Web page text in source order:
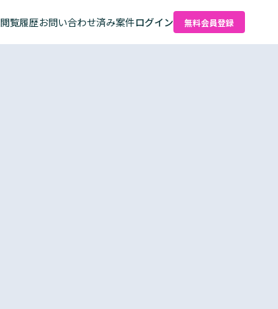
閲覧履歴お問い合わせ済み案件ログイン 無料会員登録